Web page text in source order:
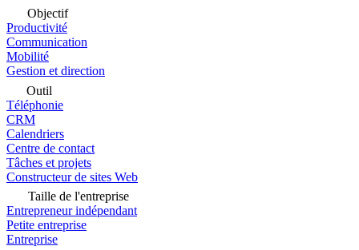
Objectif
Productivité
Communication
Mobilité
Gestion et direction
Outil
Téléphonie
CRM
Calendriers
Centre de contact
Tâches et projets
Constructeur de sites Web
Taille de l'entreprise
Entrepreneur indépendant
Petite entreprise
Entreprise